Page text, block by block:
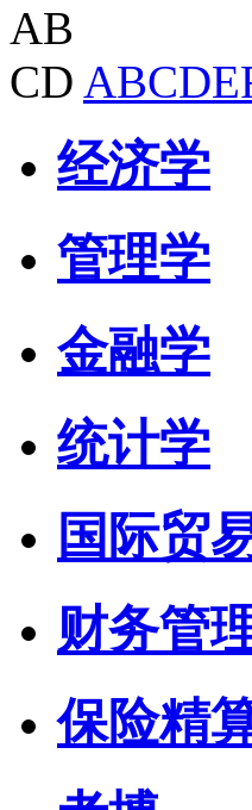
AB
CD ABCDE
经济学
管理学
金融学
统计学
国际贸
财务管
保险精